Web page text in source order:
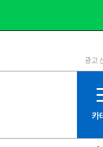
1등급
11등
12
15
광고